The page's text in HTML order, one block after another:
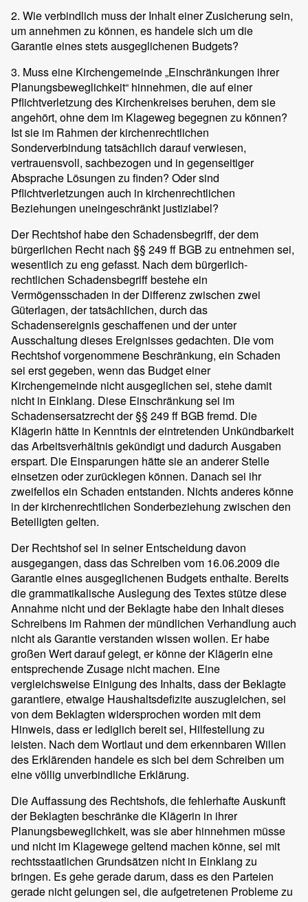
2. Wie verbindlich muss der Inhalt einer Zusicherung sein,
um annehmen zu können, es handele sich um die
Garantie eines stets ausgeglichenen Budgets?
3. Muss eine Kirchengemeinde „Einschränkungen ihrer
Planungsbeweglichkeit“ hinnehmen, die auf einer
Pflichtverletzung des Kirchenkreises beruhen, dem sie
angehört, ohne dem im Klageweg begegnen zu können?
Ist sie im Rahmen der kirchenrechtlichen
Sonderverbindung tatsächlich darauf verwiesen,
vertrauensvoll, sachbezogen und in gegenseitiger
Absprache Lösungen zu finden? Oder sind
Pflichtverletzungen auch in kirchenrechtlichen
Beziehungen uneingeschränkt justiziabel?
Der Rechtshof habe den Schadensbegriff, der dem
bürgerlichen Recht nach §§ 249 ff BGB zu entnehmen sei,
wesentlich zu eng gefasst. Nach dem bürgerlich-
rechtlichen Schadensbegriff bestehe ein
Vermögensschaden in der Differenz zwischen zwei
Güterlagen, der tatsächlichen, durch das
Schadensereignis geschaffenen und der unter
Ausschaltung dieses Ereignisses gedachten. Die vom
Rechtshof vorgenommene Beschränkung, ein Schaden
sei erst gegeben, wenn das Budget einer
Kirchengemeinde nicht ausgeglichen sei, stehe damit
nicht in Einklang. Diese Einschränkung sei im
Schadensersatzrecht der §§ 249 ff BGB fremd. Die
Klägerin hätte in Kenntnis der eintretenden Unkündbarkeit
das Arbeitsverhältnis gekündigt und dadurch Ausgaben
erspart. Die Einsparungen hätte sie an anderer Stelle
einsetzen oder zurücklegen können. Danach sei ihr
zweifellos ein Schaden entstanden. Nichts anderes könne
in der kirchenrechtlichen Sonderbeziehung zwischen den
Beteiligten gelten.
Der Rechtshof sei in seiner Entscheidung davon
ausgegangen, dass das Schreiben vom 16.06.2009 die
Garantie eines ausgeglichenen Budgets enthalte. Bereits
die grammatikalische Auslegung des Textes stütze diese
Annahme nicht und der Beklagte habe den Inhalt dieses
Schreibens im Rahmen der mündlichen Verhandlung auch
nicht als Garantie verstanden wissen wollen. Er habe
großen Wert darauf gelegt, er könne der Klägerin eine
entsprechende Zusage nicht machen. Eine
vergleichsweise Einigung des Inhalts, dass der Beklagte
garantiere, etwaige Haushaltsdefizite auszugleichen, sei
von dem Beklagten widersprochen worden mit dem
Hinweis, dass er lediglich bereit sei, Hilfestellung zu
leisten. Nach dem Wortlaut und dem erkennbaren Willen
des Erklärenden handele es sich bei dem Schreiben um
eine völlig unverbindliche Erklärung.
Die Auffassung des Rechtshofs, die fehlerhafte Auskunft
der Beklagten beschränke die Klägerin in ihrer
Planungsbeweglichkeit, was sie aber hinnehmen müsse
und nicht im Klagewege geltend machen könne, sei mit
rechtsstaatlichen Grundsätzen nicht in Einklang zu
bringen. Es gehe gerade darum, dass es den Parteien
gerade nicht gelungen sei, die aufgetretenen Probleme zu